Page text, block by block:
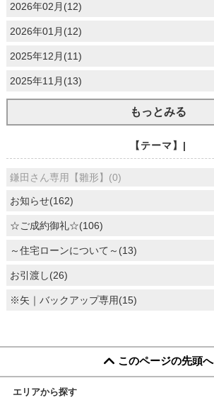
2026年02月(12)
2026年01月(12)
2025年12月(11)
2025年11月(13)
もっとみる
【テーマ】|
鎌田さん専用【雛形】(0)
お知らせ(162)
☆ご成約御礼☆(106)
～住宅ローンについて～(13)
お引渡し(26)
※矢｜バックアップ専用(15)
このページの先頭へ
エリアから探す